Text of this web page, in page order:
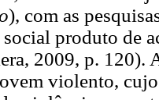
), com as
produto de
2009, p. 120).
violento,